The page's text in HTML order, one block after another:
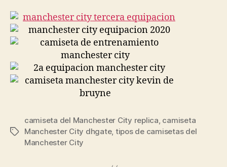
Etiquetas
camiseta del Manchester City replica, camiseta
Manchester City dhgate, tipos de camisetas del
Manchester City